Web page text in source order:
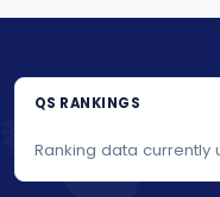
QS RANKINGS
Ranking data currently